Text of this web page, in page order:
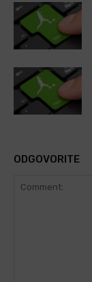
ODGOVORITE